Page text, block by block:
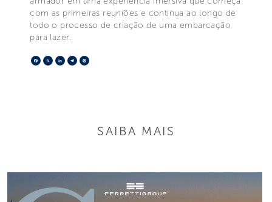
com as primeiras reuniões e continua ao longo de
todo o processo de criação de uma embarcação
para lazer.
Facebook
X LinkedIn
Telegram
SAIBA MAIS